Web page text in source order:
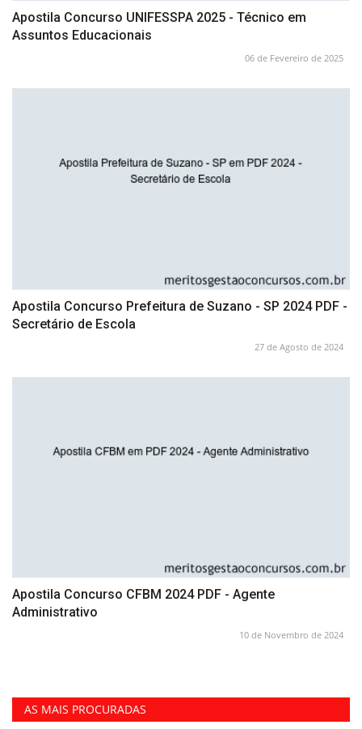
Apostila Concurso UNIFESSPA 2025 - Técnico em
Assuntos Educacionais
06 de Fevereiro de 2025
Apostila Concurso Prefeitura de Suzano - SP 2024 PDF -
Secretário de Escola
27 de Agosto de 2024
Apostila Concurso CFBM 2024 PDF - Agente
Administrativo
10 de Novembro de 2024
AS MAIS PROCURADAS